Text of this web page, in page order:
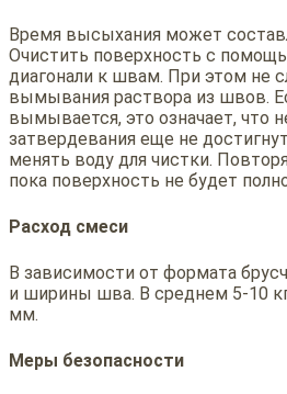
Время высыхания может
Очистить поверхность с
диагонали к швам. При этом не
вымывания раствора из швов.
вымывается, это означает, что
затвердевания еще не
менять воду для чистки.
пока поверхность не будет
Расход смеси
В зависимости от формата
и ширины шва. В среднем 5-10
мм.
Меры безопасности